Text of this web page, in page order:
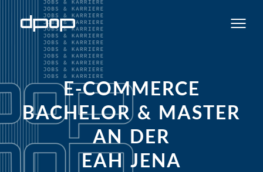
E-COMMERCE
BACHELOR & MASTER
AN DER
EAH JENA